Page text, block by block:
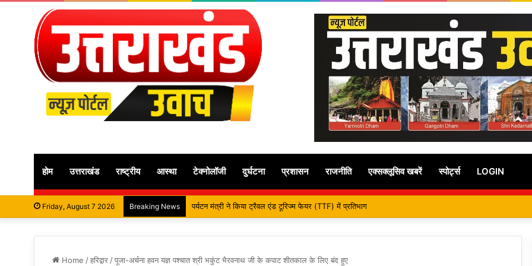
होम उत्तराखंड राष्ट्रीय आस्था टेक्नोलॉजी दुर्घटना प्रशासन राजनीति एक्सक्लूसिव खबरें स्पोर्ट्स LOGIN
Friday, August 7 2026 Breaking News महापौर शंभू पासवान के जन्मदिवस पर क्षेत्र में विकास की सौगात
Home /हरिद्वार /पूजा-अर्चना हवन यज्ञ पश्चात श्री भकुंट भैरवनाथ जी के कपाट शीतकाल के लिए बंद हुए